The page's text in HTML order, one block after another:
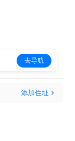
次升职加薪。
去导航
添加住址